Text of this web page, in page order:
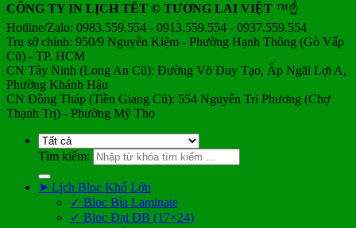
CÔNG TY IN LỊCH TẾT © TƯƠNG LAI VIỆT ™☝️
Hotline/Zalo: 0983.559.554 - 0913.559.554 - 0937.559.554
Trụ sở chính: 950/9 Nguyễn Kiệm - Phường Hạnh Thông (Gò Vấp
Cũ) - TP. HCM
CN Tây Ninh (Long An Cũ): Đường Võ Duy Tạo, Ấp Ngãi Lợi A,
Phường Khánh Hậu
CN Đồng Tháp (Tiền Giang Cũ): 554 Nguyễn Tri Phương (Chợ
Thạnh Trị) - Phường Mỹ Tho
Tìm kiếm:
➤ Lịch Bloc Khổ Lớn
✓ Bloc Bìa Laminate
✓ Bloc Đại ĐB (17×24)